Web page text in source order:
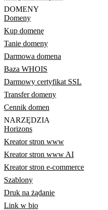
DOMENY
Domeny
Kup domenę
Tanie domeny
Darmowa domena
Baza WHOIS
Darmowy certyfikat SSL
Transfer domeny
Cennik domen
NARZĘDZIA
Horizons
Kreator stron www
Kreator stron www AI
Kreator stron e-commerce
Szablony
Druk na żądanie
Link w bio